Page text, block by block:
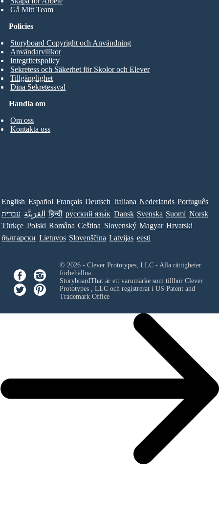
Gå Mitt Team
Handla om
Om oss
Kontakta oss
Policies
Storyboard Copyright och Användning
Användarvillkor
Integritetspolicy
Sekretess och Säkerhet för Skolor och Elever
Tillgänglighet
Dina Sekretessval
English Español Français Deutsch Italiana Nederlands Português
עברית العَرَبِيَّة हिन्दी ру́сский язы́к Dansk Svenska Suomi Norsk
Türkçe Polski Româna Ceština Slovenský Magyar Hrvatski
български Lietuvos Slovenščina Latvijas eesti
© 2026 - Clever Prototypes, LLC - Alla rättigheter
förbehållna.
StoryboardThat är ett varumärke som tillhör Clever
Prototypes , LLCoch registrerat i US Patent and
Trademark Office